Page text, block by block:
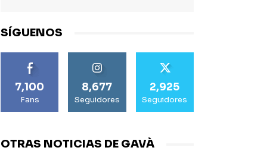
SÍGUENOS
7,100
Fans
8,677
Seguidores
2,925
Seguidores
OTRAS NOTICIAS DE GAVÀ